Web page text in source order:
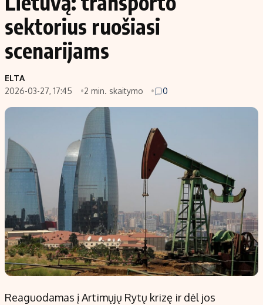
sektorius ruošiasi
scenarijams
ELTA
2026-03-27, 17:45
2 min. skaitymo 0
Reaguodamas į Artimųjų Rytų krizę ir dėl jos